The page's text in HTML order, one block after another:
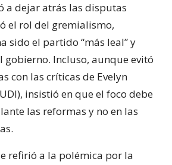
a dejar atrás las disputas
el rol del gremialismo,
sido el partido “más leal” y
gobierno. Incluso, aunque evitó
con las críticas de Evelyn
insistió en que el foco debe
las reformas y no en las
refirió a la polémica por la